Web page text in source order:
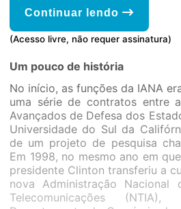
Continuar lendo
(Acesso livre, não requer assinatura)
Um pouco de história
No início, as funções da IANA
uma série de contratos entre
Avançados de Defesa dos
Universidade do Sul da
de um projeto de pesquisa
Em 1998, no mesmo ano em
presidente Clinton transferiu a
nova Administração
Telecomunicações